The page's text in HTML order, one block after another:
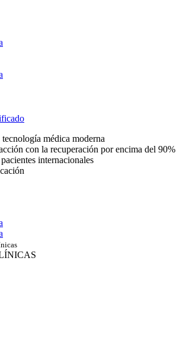
médica moderna
con la recuperación por encima del 90%
internacionales